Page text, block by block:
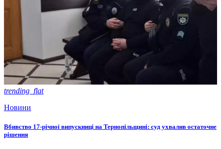
trending_flat
Новини
Вбивство 17-річної випускниці на Тернопільщині: суд ухвалив остаточне
рішення